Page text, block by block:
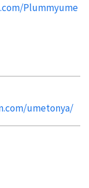
Plummyume
umetonya/
過，
。
冊
，
？